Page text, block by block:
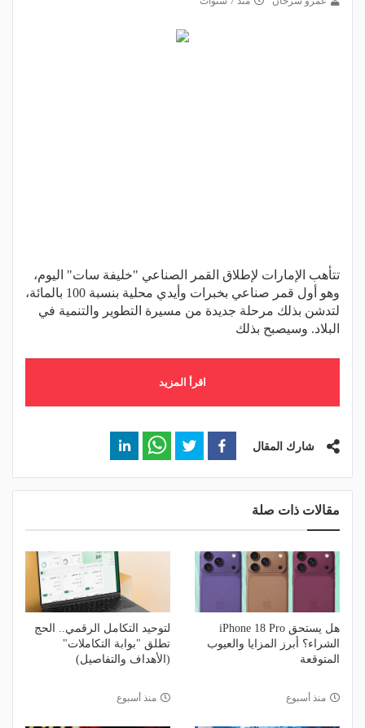
تتأهب الإمارات لإطلاق القمر الصناعي "خليفة سات" اليوم،
وهو أول قمر صناعي بخبرات وأيدي محلية بنسبة 100 بالمائة،
لتدشن بذلك مرحلة جديدة من مسيرة التطوير والتنمية في
البلاد. وسيصبح بذلك
اقرأ المزيد
شارك المقال
مقالات ذات صلة
هل يستحق iPhone 18 Pro
الشراء؟ أبرز المزايا والعيوب
المتوقعة
منذ أسبوع
لتوحيد التكامل الرقمي.. الحج
تطلق "بوابة التكاملات"
(الأهداف والتفاصيل)
منذ أسبوع